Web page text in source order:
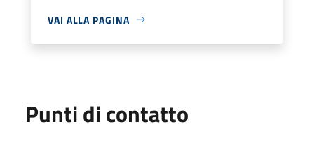
VAI ALLA PAGINA
Punti di contatto